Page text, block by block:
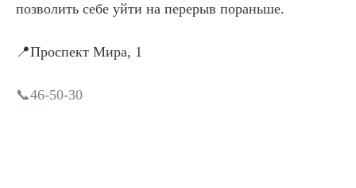
позволить себе уйти на перерыв пораньше.
📍Проспект Мира, 1
📞46-50-30